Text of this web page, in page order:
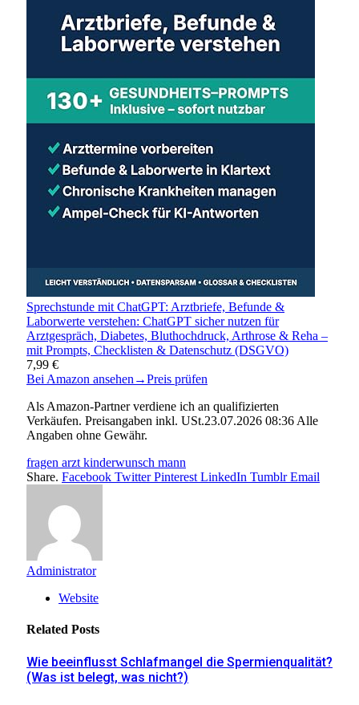
Sprechstunde mit ChatGPT: Arztbriefe, Befunde &
Laborwerte verstehen: ChatGPT sicher nutzen für
Arztgespräch, Diabetes, Bluthochdruck, Arthrose & Reha –
mit Prompts, Checklisten & Datenschutz (DSGVO)
7,99 €
Bei Amazon ansehen →Preis prüfen
Als Amazon-Partner verdiene ich an qualifizierten
Verkäufen. Preisangaben inkl. USt.23.07.2026 08:36 Alle
Angaben ohne Gewähr.
fragen arzt kinderwunsch mann
Share. Facebook Twitter Pinterest LinkedIn Tumblr Email
Administrator
Website
Related Posts
Wie beeinflusst Schlafmangel die Spermienqualität?
(Was ist belegt, was nicht?)